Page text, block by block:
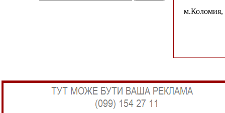
м.Коломия,